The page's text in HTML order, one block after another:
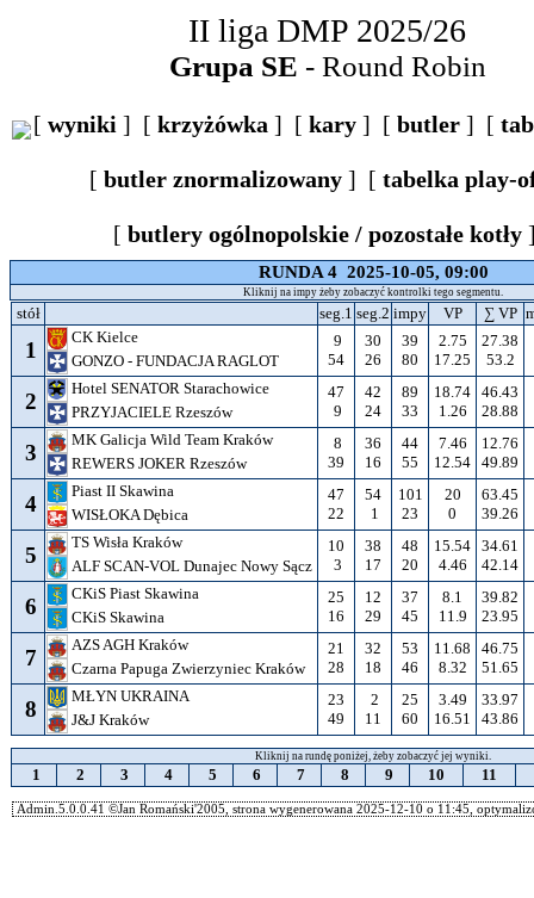
II liga DMP 2025/26
Grupa SE - Round Robin
[ wyniki ] [ krzyżówka ] [ kary ] [ butler ] [
[ butler znormalizowany ] [ tabelka play-
[ butlery ogólnopolskie / pozostałe kotły
RUNDA 4 2025-10-05, 09:00
Kliknij na impy żeby zobaczyć kontrolki tego segmentu.
stół seg.1 seg.2 impy VP ∑ VP
1
CK Kielce
GONZO - FUNDACJA RAGLOT
9
54
30
26
39
80
2.75
17.25
27.38
53.2
2
Hotel SENATOR Starachowice
PRZYJACIELE Rzeszów
47
9
42
24
89
33
18.74
1.26
46.43
28.88
3
MK Galicja Wild Team Kraków
REWERS JOKER Rzeszów
8
39
36
16
44
55
7.46
12.54
12.76
49.89
4
Piast II Skawina
WISŁOKA Dębica
47
22
54
1
101
23
20
0
63.45
39.26
5
TS Wisła Kraków
ALF SCAN-VOL Dunajec Nowy Sącz
10
3
38
17
48
20
15.54
4.46
34.61
42.14
6
CKiS Piast Skawina
CKiS Skawina
25
16
12
29
37
45
8.1
11.9
39.82
23.95
7
AZS AGH Kraków
Czarna Papuga Zwierzyniec Kraków
21
28
32
18
53
46
11.68
8.32
46.75
51.65
8
MŁYN UKRAINA
J&J Kraków
23
49
2
11
25
60
3.49
16.51
33.97
43.86
Kliknij na rundę poniżej, żeby zobaczyć jej wyniki.
1 2 3 4 5 6 7 8 9 10 11
Admin.5.0.0.41 ©Jan Romański'2005, strona wygenerowana 2025-12-10 o 11:45,